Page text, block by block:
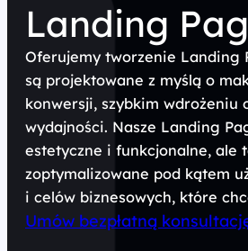
Landing
Oferujemy tworzenie Landing
są projektowane z myślą o
konwersji, szybkim wdrożeniu
wydajności. Nasze Landing
estetyczne i funkcjonalne, ale
zoptymalizowane pod kątem
i celów biznesowych, które
Umów bezpłatną